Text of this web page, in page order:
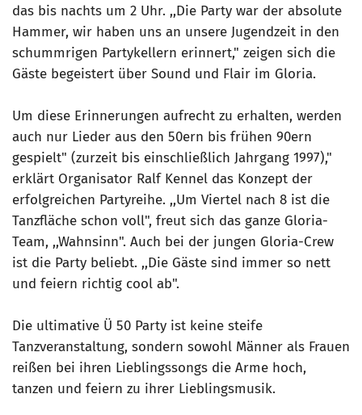
das bis nachts um 2 Uhr. ,,Die Party war der absolute
Hammer, wir haben uns an unsere Jugendzeit in den
schummrigen Partykellern erinnert," zeigen sich die
Gäste begeistert über Sound und Flair im Gloria.
Um diese Erinnerungen aufrecht zu erhalten, werden
auch nur Lieder aus den 50ern bis frühen 90ern
gespielt" (zurzeit bis einschließlich Jahrgang 1997),"
erklärt Organisator Ralf Kennel das Konzept der
erfolgreichen Partyreihe. ,,Um Viertel nach 8 ist die
Tanzfläche schon voll", freut sich das ganze Gloria-
Team, ,,Wahnsinn". Auch bei der jungen Gloria-Crew
ist die Party beliebt. ,,Die Gäste sind immer so nett
und feiern richtig cool ab".
Die ultimative Ü 50 Party ist keine steife
Tanzveranstaltung, sondern sowohl Männer als Frauen
reißen bei ihren Lieblingssongs die Arme hoch,
tanzen und feiern zu ihrer Lieblingsmusik.